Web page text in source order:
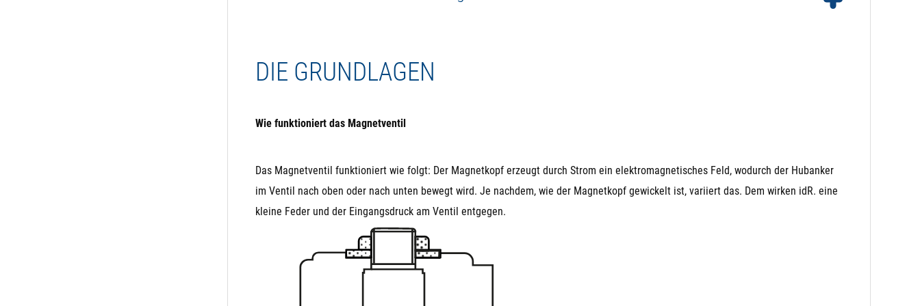
DIE GRUNDLAGEN
Wie funktioniert das Magnetventil
Das Magnetventil funktioniert wie folgt: Der Magnetkopf erzeugt durch Strom ein elektromagnetisches Feld, wodurch der Hubanker
im Ventil nach oben oder nach unten bewegt wird. Je nachdem, wie der Magnetkopf gewickelt ist, variiert das. Dem wirken idR. eine
kleine Feder und der Eingangsdruck am Ventil entgegen.